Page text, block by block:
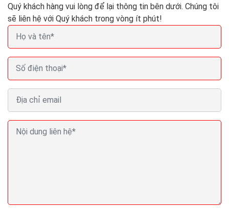
hàng. Hi vọng với những chia sẻ trong bài viết này của...
Quý khách hàng vui lòng để lại thông tin bên dưới. Chúng tôi
sẽ liên hệ với Quý khách trong vòng ít phút!